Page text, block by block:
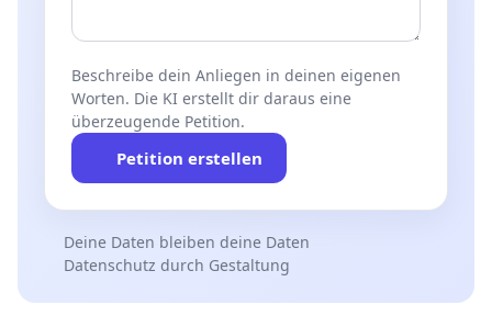
Beschreibe dein Anliegen in deinen eigenen
Worten. Die KI erstellt dir daraus eine
überzeugende Petition.
Petition erstellen
Deine Daten bleiben deine Daten
Datenschutz durch Gestaltung